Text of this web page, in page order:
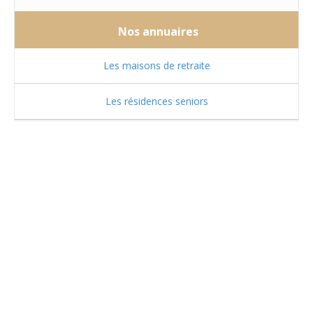
Nos annuaires
Les maisons de retraite
Les résidences seniors